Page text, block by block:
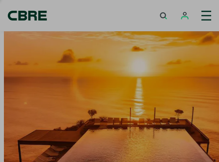
เช่าบ้าน / ทาวน์เฮ้าส์ / วิลล่า - กรุงเทพฯ - เอกมัย-รามอินทรา เ